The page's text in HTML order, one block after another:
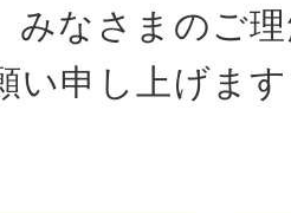
みなさまのご
い申し上げま